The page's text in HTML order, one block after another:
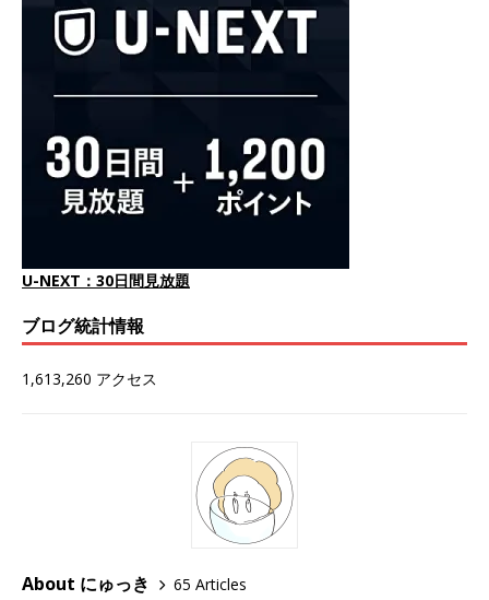
U-NEXT：30日間見放題
ブログ統計情報
1,613,260 アクセス
About にゅっき
65 Articles